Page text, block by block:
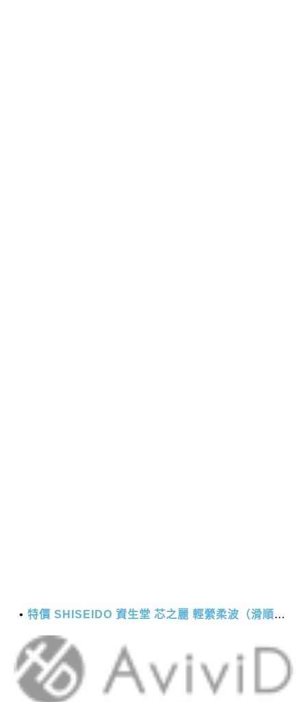
特價 SHISEIDO 資生堂 芯之麗 輕縈柔波（滑順潤澤）護髮乳 1000g